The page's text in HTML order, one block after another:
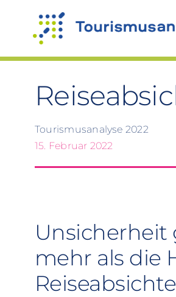
springen
Tourismusanalyse 2022
15. Februar 2022
Unsicherheit
mehr als die